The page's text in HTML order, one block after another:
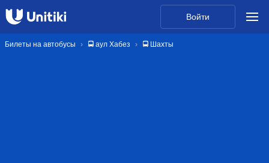
Войти
Билеты на автобусы 🚍 аул Хабез 🚍 Шахты